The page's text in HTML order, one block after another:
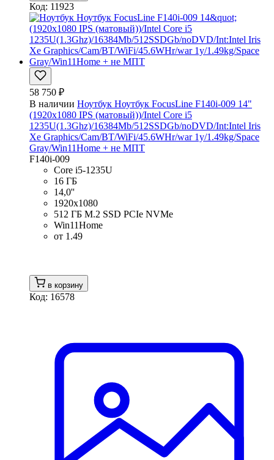
Код: 11923
58 750 ₽
В наличии Ноутбук Ноутбук FocusLine F140i-009 14"
(1920x1080 IPS (матовый))/Intel Core i5
1235U(1.3Ghz)/16384Mb/512SSDGb/noDVD/Int:Intel Iris
Xe Graphics/Cam/BT/WiFi/45.6WHr/war 1y/1.49kg/Space
Gray/Win11Home + не МПТ
F140i-009
Core i5-1235U
16 ГБ
14,0''
1920x1080
512 ГБ M.2 SSD PCIe NVMe
Win11Home
от 1.49
в корзину
Код: 16578